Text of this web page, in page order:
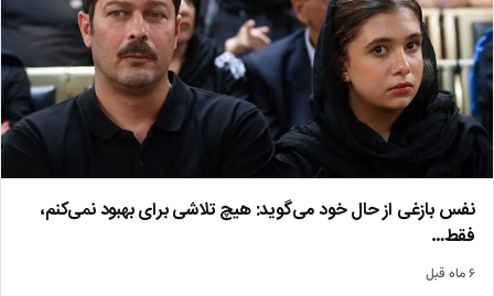
نفس بازغی از حال خود می‌گوید: هیچ تلاشی برای بهبود نمی‌کنم،
فقط…
۶ ماه قبل